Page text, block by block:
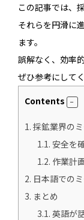
この記事では、
それらを円滑に
ます。
誤解なく、効率
ぜひ参考にして
Contents
1. 採鉱業界の
1.1. 安全を
1.2. 作業計
2. 日本語での
3. まとめ
3.1. 英語が